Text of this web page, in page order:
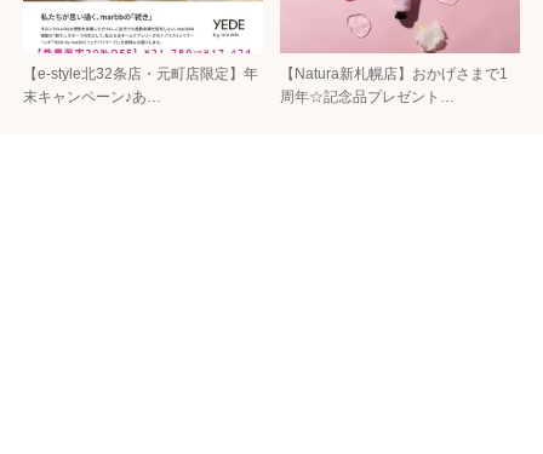
【e-style北32条店・元町店限定】年
末キャンペーン♪あ…
【Natura新札幌店】おかげさまで1
周年☆記念品プレゼント…